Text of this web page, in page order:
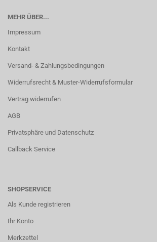
MEHR ÜBER...
Impressum
Kontakt
Versand- & Zahlungsbedingungen
Widerrufsrecht & Muster-Widerrufsformular
Vertrag widerrufen
AGB
Privatsphäre und Datenschutz
Callback Service
SHOPSERVICE
Als Kunde registrieren
Ihr Konto
Merkzettel